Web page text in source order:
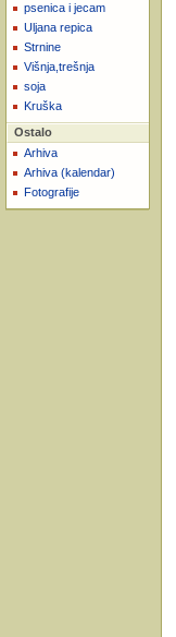
psenica i jecam
Uljana repica
Strnine
Višnja,trešnja
soja
Kruška
Ostalo
Arhiva
Arhiva (kalendar)
Fotografije